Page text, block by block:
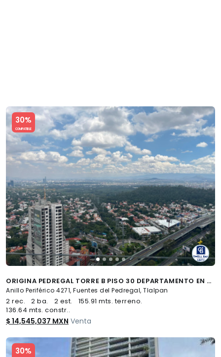
30%
COMPATIBLE
Slide 1 of 5
ORIGINA PEDREGAL TORRE B PISO 30 DEPARTAMENTO EN VENTA
Anillo Periférico 4271, Fuentes del Pedregal, Tlalpan
2 rec. 2 ba. 2 est.
155.91 mts. terreno.
136.64 mts. constr..
$ 14,545,037 MXN Venta
30%
Slide 1 of 5